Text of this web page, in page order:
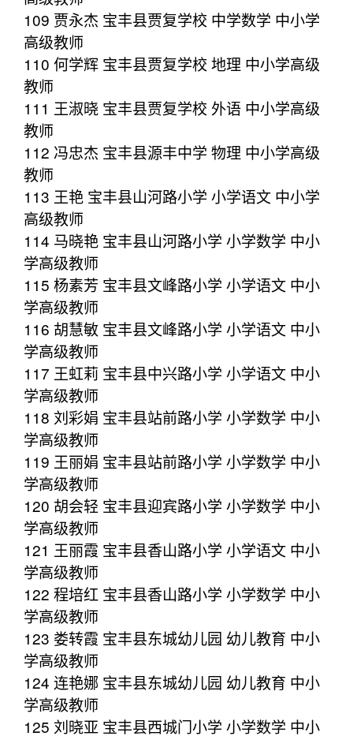
109 贾永杰 宝丰县贾复学校 中学数学 中小学
高级教师
110 何学辉 宝丰县贾复学校 地理 中小学高级
教师
111 王淑晓 宝丰县贾复学校 外语 中小学高级
教师
112 冯忠杰 宝丰县源丰中学 物理 中小学高级
教师
113 王艳 宝丰县山河路小学 小学语文 中小学
高级教师
114 马晓艳 宝丰县山河路小学 小学数学 中小
学高级教师
115 杨素芳 宝丰县文峰路小学 小学语文 中小
学高级教师
116 胡慧敏 宝丰县文峰路小学 小学语文 中小
学高级教师
117 王虹莉 宝丰县中兴路小学 小学语文 中小
学高级教师
118 刘彩娟 宝丰县站前路小学 小学数学 中小
学高级教师
119 王丽娟 宝丰县站前路小学 小学数学 中小
学高级教师
120 胡会轻 宝丰县迎宾路小学 小学数学 中小
学高级教师
121 王丽霞 宝丰县香山路小学 小学语文 中小
学高级教师
122 程培红 宝丰县香山路小学 小学数学 中小
学高级教师
123 娄转霞 宝丰县东城幼儿园 幼儿教育 中小
学高级教师
124 连艳娜 宝丰县东城幼儿园 幼儿教育 中小
学高级教师
125 刘晓亚 宝丰县西城门小学 小学数学 中小